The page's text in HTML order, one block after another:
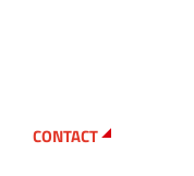
CONTACT